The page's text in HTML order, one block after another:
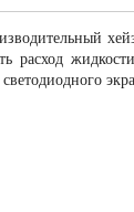
расход